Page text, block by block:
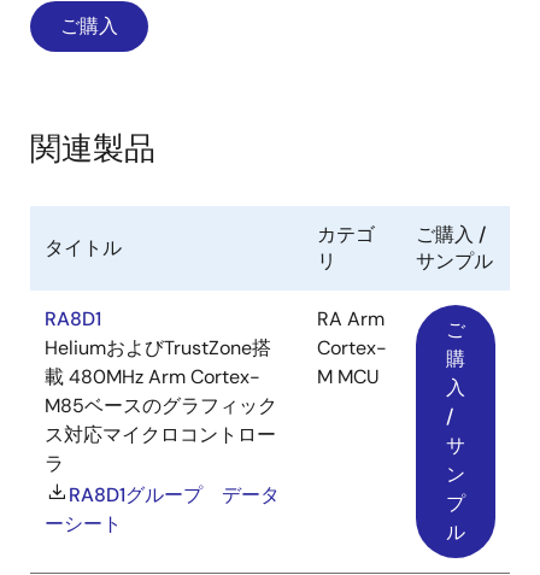
ご購入
関連製品
タイトル
カテゴ
リ
ご購入 /
サンプル
RA8D1
HeliumおよびTrustZone搭
載 480MHz Arm Cortex-
M85ベースのグラフィック
ス対応マイクロコントロー
ラ
RA8D1グループ データ
ーシート
RA Arm
Cortex-
M MCU
ご
購
入
/
サ
ン
プ
ル